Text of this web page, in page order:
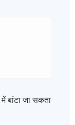
बांटा जा सकता